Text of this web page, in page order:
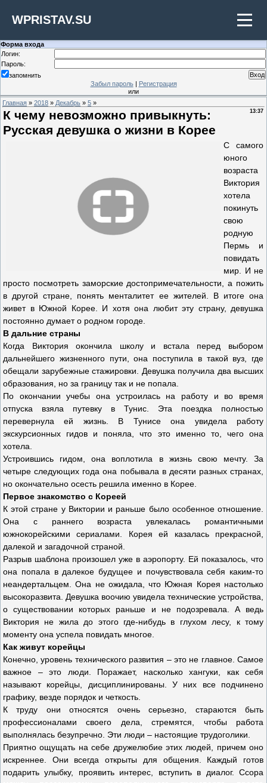
WPRISTAV.SU
Форма входа
Логин:
Пароль:
запомнить
Забыл пароль| Регистрация
или
Главная » 2018 » Декабрь » 5 »
13:37
К чему невозможно привыкнуть:
Русская девушка о жизни в Корее
С самого
юного
возраста
Виктория
хотела
покинуть
свою
родную
Пермь и
повидать
мир. И не
просто посмотреть заморские достопримечательности, а пожить
в другой стране, понять менталитет ее жителей. В итоге она
живет в Южной Корее. И хотя она любит эту страну, девушка
постоянно думает о родном городе.
В дальние страны
Когда Виктория окончила школу и встала перед выбором
дальнейшего жизненного пути, она поступила в такой вуз, где
обещали зарубежные стажировки. Девушка получила два высших
образования, но за границу так и не попала.
По окончании учебы она устроилась на работу и во время
отпуска взяла путевку в Тунис. Эта поездка полностью
перевернула ей жизнь. В Тунисе она увидела работу
экскурсионных гидов и поняла, что это именно то, чего она
хотела.
Устроившись гидом, она воплотила в жизнь свою мечту. За
четыре следующих года она побывала в десяти разных странах,
но окончательно осесть решила именно в Корее.
Первое знакомство с Кореей
К этой стране у Виктории и раньше было особенное отношение.
Она с раннего возраста увлекалась романтичными
южнокорейскими сериалами. Корея ей казалась прекрасной,
далекой и загадочной страной.
Разрыв шаблона произошел уже в аэропорту. Ей показалось, что
она попала в далекое будущее и почувствовала себя каким-то
неандертальцем. Она не ожидала, что Южная Корея настолько
высокоразвита. Девушка воочию увидела технические устройства,
о существовании которых раньше и не подозревала. А ведь
Виктория не жила до этого где-нибудь в глухом лесу, к тому
моменту она успела повидать многое.
Как живут корейцы
Конечно, уровень технического развития – это не главное. Самое
важное – это люди. Поражает, насколько хангуки, как себя
называют корейцы, дисциплинированы. У них все подчинено
графику, везде порядок и четкость.
К труду они относятся очень серьезно, стараются быть
профессионалами своего дела, стремятся, чтобы работа
выполнялась безупречно. Эти люди – настоящие трудоголики.
Приятно ощущать на себе дружелюбие этих людей, причем оно
искреннее. Они всегда открыты для общения. Каждый готов
подарить улыбку, проявить интерес, вступить в диалог. Ссора